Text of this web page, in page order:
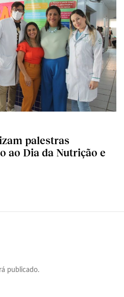
palestras
ao Dia da Nutrição e
publicado.